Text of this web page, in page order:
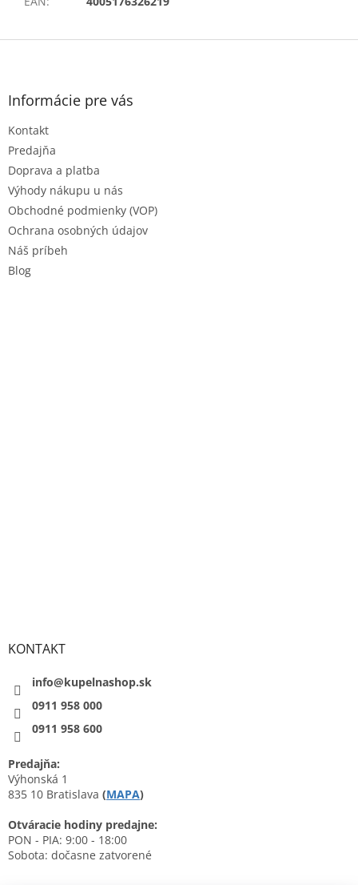
Z
Informácie pre vás
Kontakt
Predajňa
Doprava a platba
Výhody nákupu u nás
Obchodné podmienky (VOP)
Ochrana osobných údajov
Náš príbeh
Blog
KONTAKT
info@kupelnashop.sk
0911 958 000
0911 958 600
Predajňa:
Výhonská 1
835 10 Bratislava (MAPA)
Otváracie hodiny predajne:
PON - PIA: 9:00 - 18:00
Sobota: dočasne zatvorené